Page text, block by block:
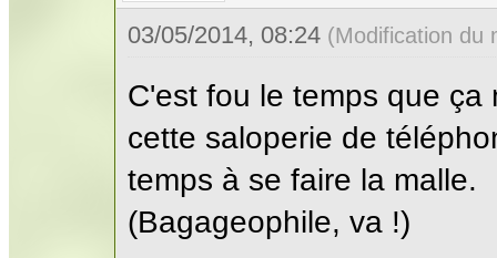
03/05/2014, 08:24 (Modification du
C'est fou le temps que
cette saloperie de
temps à se faire la malle.
(Bagageophile, va !)